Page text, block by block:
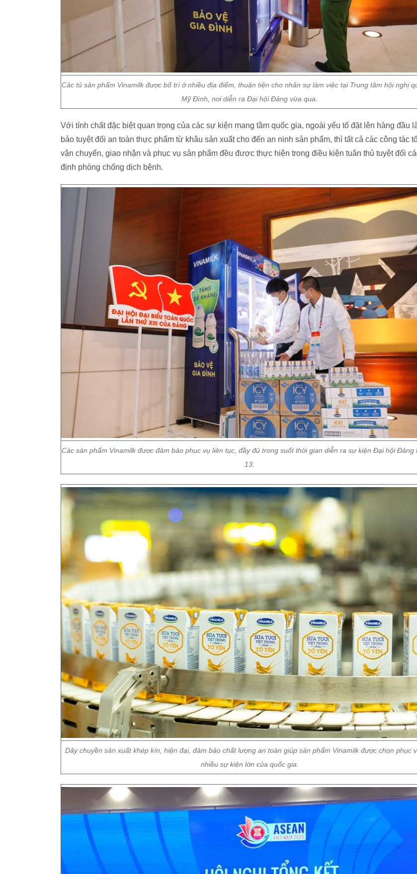
Các tủ sản phẩm Vinamilk được bố trí ở nhiều địa điểm, thuận tiện cho nhân sự làm việc tại Trung tâm hội nghị
Mỹ Đình, nơi diễn ra Đại hội Đảng vừa qua.
Với tính chất đặc biệt quan trọng của các sự kiện mang tầm quốc gia, ngoài yếu tố đặt lên hàng đầu
bảo tuyệt đối an toàn thực phẩm từ khâu sản xuất cho đến an ninh sản phẩm, thì tất cả các công tác
vận chuyển, giao nhận và phục vụ sản phẩm đều được thực hiện trong điều kiện tuân thủ tuyệt đối
định phòng chống dịch bệnh.
Các sản phẩm Vinamilk được đảm bảo phục vụ liên tục, đầy đủ trong suốt thời gian diễn ra sự kiện Đại hội Đảng
13.
Dây chuyền sản xuất khép kín, hiện đại, đảm bảo chất lượng an toàn giúp sản phẩm Vinamilk được chọn phục
nhiều sự kiện lớn của quốc gia.